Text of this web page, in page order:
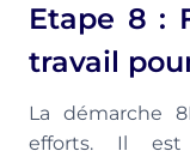
Etape 8 :
travail
La démarche
efforts. Il est